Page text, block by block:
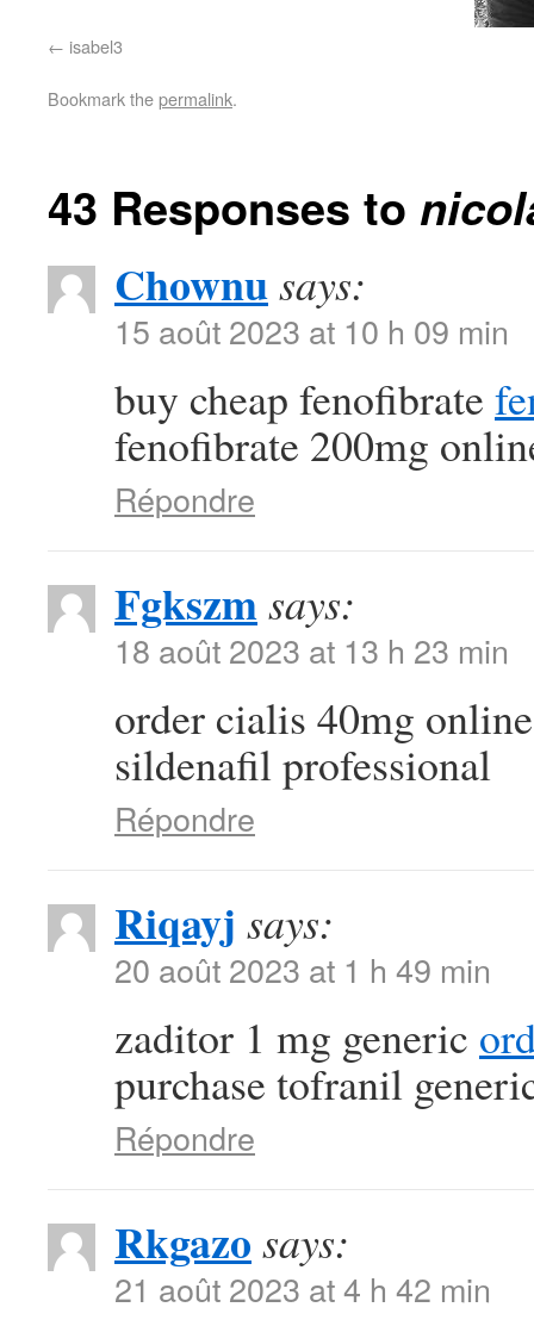
isabel3
Bookmark thepermalink.
43 Responses to
Chownusays:
15 août 2023 at 10 h 09 min
buy cheap fenofibrate
fenofibrate 200mg
Répondre
Fgkszmsays:
18 août 2023 at 13 h 23 min
order cialis 40mg
sildenafil professional
Répondre
Riqayj says:
20 août 2023 at 1 h 49 min
zaditor 1 mg generic
purchase tofranil
Répondre
Rkgazo says:
21 août 2023 at 4 h 42 min